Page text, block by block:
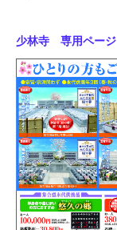
少林寺 専用ペー